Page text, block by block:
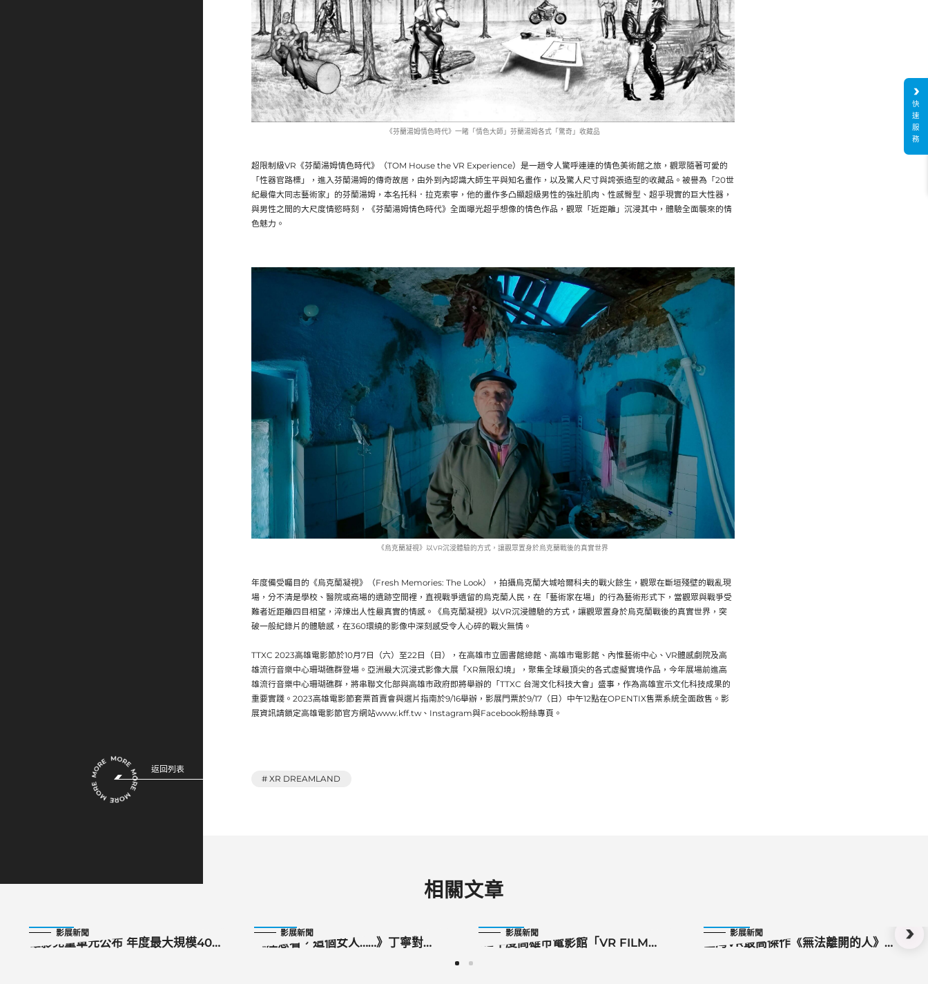
《芬蘭湯姆情色時代》一睹「情色大師」芬蘭湯姆各式「驚奇」收藏品
超限制級VR《芬蘭湯姆情色時代》（TOM House the VR Experience）是一趟令人驚呼連連的情色美術館之旅，觀眾隨著可愛的
「性器官路標」，進入芬蘭湯姆的傳奇故居，由外到內認識大師生平與知名畫作，以及驚人尺寸與誇張造型的收藏品。被譽為「20世
紀最偉大同志藝術家」的芬蘭湯姆，本名托科．拉克索寧，他的畫作多凸顯超級男性的強壯肌肉、性感臀型、超乎現實的巨大性器，
與男性之間的大尺度情慾時刻，《芬蘭湯姆情色時代》全面曝光超乎想像的情色作品，觀眾「近距離」沉浸其中，體驗全面襲來的情
色魅力。
《烏克蘭凝視》以VR沉浸體驗的方式，讓觀眾置身於烏克蘭戰後的真實世界
年度備受矚目的《烏克蘭凝視》（Fresh Memories: The Look），拍攝烏克蘭大城哈爾科夫的戰火餘生，觀眾在斷垣殘壁的戰亂現
場，分不清是學校、醫院或商場的遺跡空間裡，直視戰爭遺留的烏克蘭人民，在「藝術家在場」的行為藝術形式下，當觀眾與戰爭受
難者近距離四目相望，淬煉出人性最真實的情感。《烏克蘭凝視》以VR沉浸體驗的方式，讓觀眾置身於烏克蘭戰後的真實世界，突
破一般紀錄片的體驗感，在360環繞的影像中深刻感受令人心碎的戰火無情。
TTXC 2023高雄電影節於10月7日（六）至22日（日），在高雄市立圖書館總館、高雄市電影館、內惟藝術中心、VR體感劇院及高
雄流行音樂中心珊瑚礁群登場。亞洲最大沉浸式影像大展「XR無限幻境」，聚集全球最頂尖的各式虛擬實境作品，今年展場前進高
雄流行音樂中心珊瑚礁群，將串聯文化部與高雄市政府即將舉辦的「TTXC 台灣文化科技大會」盛事，作為高雄宣示文化科技成果的
重要實踐。2023高雄電影節套票首賣會與選片指南於9/16舉辦，影展門票於9/17（日）中午12點在OPENTIX售票系統全面啟售。影
展資訊請鎖定高雄電影節官方網站www.kff.tw、Instagram與Facebook粉絲專頁。
# XR DREAMLAND
返回列表
相關文章
影展新聞
雄影兒童單元公布 年度最大規模40部
影展新聞
《注意看，這個女人……》丁寧對
影展新聞
112年度高雄市電影館「VR FILM
影展新聞
臺灣VR最高傑作《無法離開的人》
快
速
服
務